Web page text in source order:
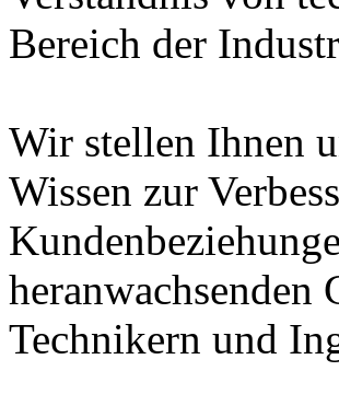
Bereich der
Wir stellen Ihnen
Wissen zur
heranwachsenden
Technikern und